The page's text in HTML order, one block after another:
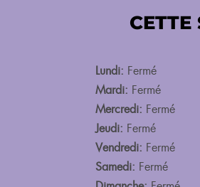
CETTE
Lundi: Fermé
Mardi: Fermé
Mercredi: Fermé
Jeudi: Fermé
Vendredi: Fermé
Samedi: Fermé